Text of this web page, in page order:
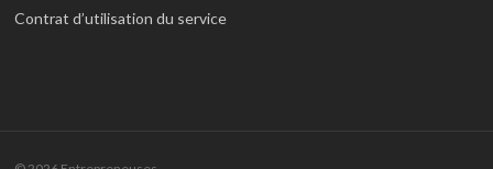
Contrat d’utilisation du service